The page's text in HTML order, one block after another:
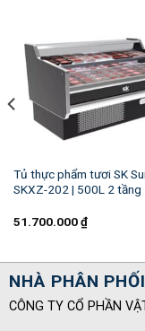
Tủ thực phẩm tươi SK
SKXZ-202 | 500L 2 tầng
51.700.000₫
NHÀ PHÂN
CÔNG TY CỔ PHẦN